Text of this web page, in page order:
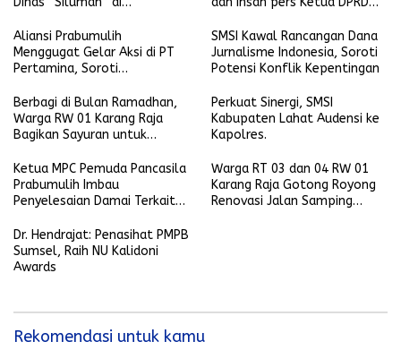
Prabumulih
Regulasi Tenaga Kerja Lokal
Aliansi Prabumulih
Menggugat Gelar Aksi di PT
Pertamina, Soroti
SMSI Kawal Rancangan Dana
Jurnalisme Indonesia, Soroti
Potensi Konflik Kepentingan
Berbagi di Bulan Ramadhan,
Warga RW 01 Karang Raja
Bagikan Sayuran untuk
Perkuat Sinergi, SMSI
Kabupaten Lahat Audensi ke
Kapolres.
Ketua MPC Pemuda Pancasila
Prabumulih Imbau
Penyelesaian Damai Terkait
Pegawai Wali Kota
Warga RT 03 dan 04 RW 01
Karang Raja Gotong Royong
Renovasi Jalan Samping
Dr. Hendrajat: Penasihat PMPB
Sumsel, Raih NU Kalidoni
Awards
Rekomendasi untuk kamu